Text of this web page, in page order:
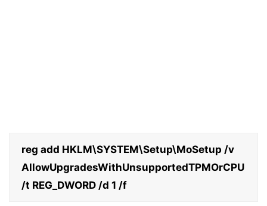
reg add HKLM\SYSTEM\Setup\MoSetup /v
AllowUpgradesWithUnsupportedTPMOrCPU
/t REG_DWORD /d 1 /f